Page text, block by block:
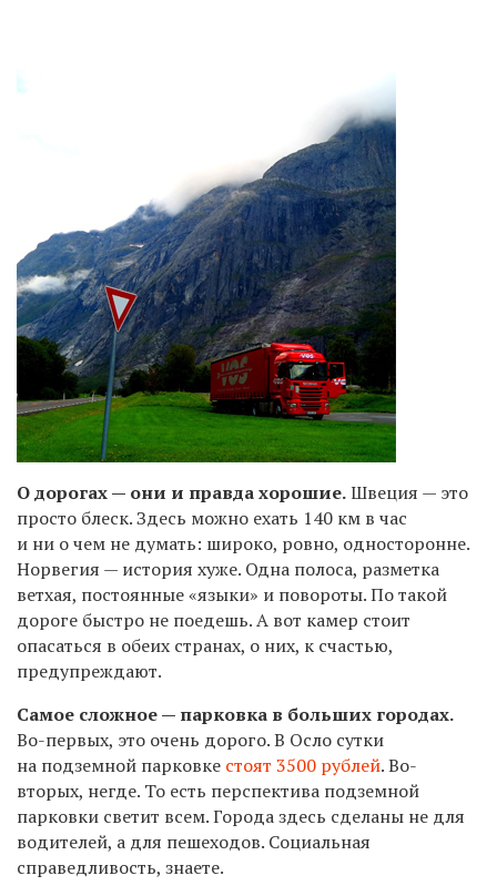
О дорогах — они и правда хорошие. Швеция — это
просто блеск. Здесь можно ехать 140 км в час
и ни о чем не думать: широко, ровно, односторонне.
Норвегия — история хуже. Одна полоса, разметка
ветхая, постоянные «языки» и повороты. По такой
дороге быстро не поедешь. А вот камер стоит
опасаться в обеих странах, о них, к счастью,
предупреждают.
Самое сложное — парковка в больших городах.
Во-первых, это очень дорого. В Осло сутки
на подземной парковке стоят 3500 рублей. Во-
вторых, негде. То есть перспектива подземной
парковки светит всем. Города здесь сделаны не для
водителей, а для пешеходов. Социальная
справедливость, знаете.